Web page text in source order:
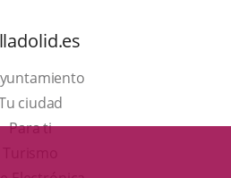
ciudad
Para ti